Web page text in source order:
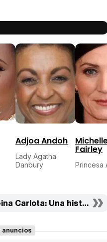
Adjoa Andoh
Lady Agatha
Danbury
Fairley
Princesa
Carlota: Una historia
anuncios